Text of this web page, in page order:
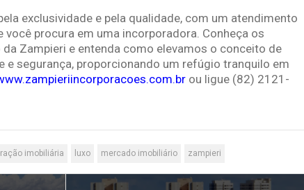
exclusividade e pela qualidade, com um atendimento
você procura em uma incorporadora. Conheça os
Zampieri e entenda como elevamos o conceito de
e segurança, proporcionando um refúgio tranquilo em
ou ligue (82) 2121-
imobiliária luxo mercado imobiliário zampieri